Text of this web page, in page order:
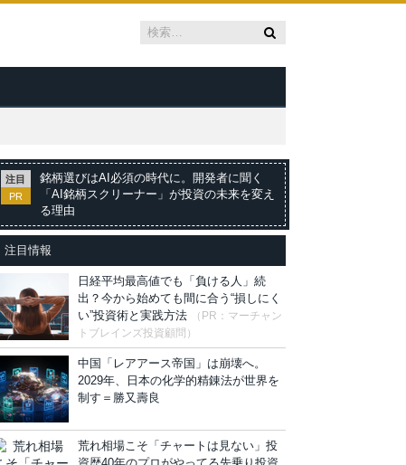
注目
PR
銘柄選びはAI必須の時代に。開発者に聞く
「AI銘柄スクリーナー」が投資の未来を変え
る理由
注目情報
日経平均最高値でも「負ける人」続
出？今から始めても間に合う“損しにく
い”投資術と実践方法
（PR：マーチャン
トブレインズ投資顧問）
中国「レアアース帝国」は崩壊へ。
2029年、日本の化学的精錬法が世界を
制す＝勝又壽良
荒れ相場こそ「チャートは見ない」投